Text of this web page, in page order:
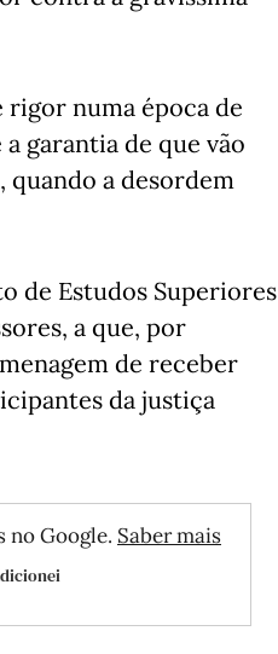
rigor numa época de
garantia de que vão
a desordem
de Estudos Superiores
a que, por
de receber
da justiça
no Google. Saber mais